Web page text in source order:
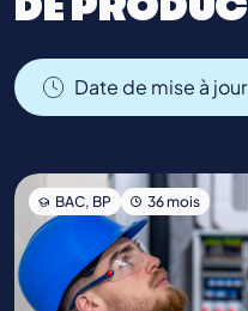
DE
Date de mise à
BAC, BP 36 mois